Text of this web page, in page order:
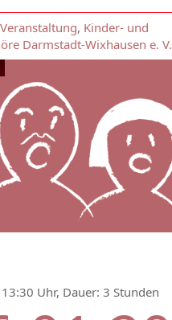
, Kinder- und
Darmstadt-Wixhausen e. V.
Uhr, Dauer: 3 Stunden